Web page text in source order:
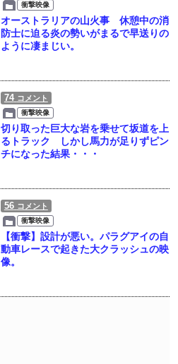
衝撃映像
オーストラリアの山火事 休憩中の消
防士に迫る炎の勢いがまるで早送りの
ように凄まじい。
74 コメント
衝撃映像
切り取った巨大な岩を乗せて坂道を上
るトラック しかし馬力が足りずピン
チになった結果・・・
56 コメント
衝撃映像
【衝撃】設計が悪い。パラグアイの自
動車レースで起きた大クラッシュの映
像。